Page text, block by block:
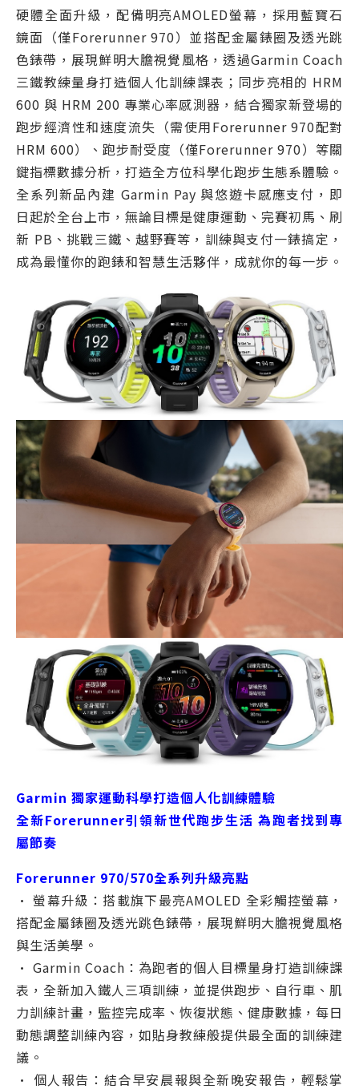
硬體全面升級，配備明亮AMOLED螢幕，採用藍寶石
鏡面（僅Forerunner 970）並搭配金屬錶圈及透光跳
色錶帶，展現鮮明大膽視覺風格，透過Garmin Coach
三鐵教練量身打造個人化訓練課表；同步亮相的 HRM
600 與 HRM 200 專業心率感測器，結合獨家新登場的
跑步經濟性和速度流失（需使用Forerunner 970配對
HRM 600）、跑步耐受度（僅Forerunner 970）等關
鍵指標數據分析，打造全方位科學化跑步生態系體驗。
全系列新品內建 Garmin Pay 與悠遊卡感應支付，即
日起於全台上市，無論目標是健康運動、完賽初馬、刷
新 PB、挑戰三鐵、越野賽等，訓練與支付一錶搞定，
成為最懂你的跑錶和智慧生活夥伴，成就你的每一步。
Garmin 獨家運動科學打造個人化訓練體驗
全新Forerunner引領新世代跑步生活 為跑者找到專
屬節奏
Forerunner 970/570全系列升級亮點
• 螢幕升級：搭載旗下最亮AMOLED 全彩觸控螢幕，
搭配金屬錶圈及透光跳色錶帶，展現鮮明大膽視覺風格
與生活美學。
• Garmin Coach：為跑者的個人目標量身打造訓練課
表，全新加入鐵人三項訓練，並提供跑步、自行車、肌
力訓練計畫，監控完成率、恢復狀態、健康數據，每日
動態調整訓練內容，如貼身教練般提供最全面的訓練建
議。
• 個人報告：結合早安晨報與全新晚安報告，輕鬆掌